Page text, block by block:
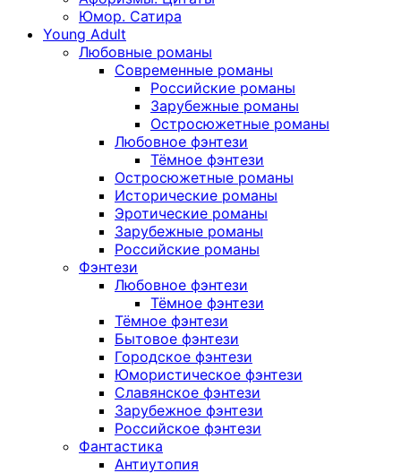
Юмор. Сатира
Young Adult
Любовные романы
Современные романы
Российские романы
Зарубежные романы
Остросюжетные романы
Любовное фэнтези
Тёмное фэнтези
Остросюжетные романы
Исторические романы
Эротические романы
Зарубежные романы
Российские романы
Фэнтези
Любовное фэнтези
Тёмное фэнтези
Тёмное фэнтези
Бытовое фэнтези
Городское фэнтези
Юмористическое фэнтези
Славянское фэнтези
Зарубежное фэнтези
Российское фэнтези
Фантастика
Антиутопия